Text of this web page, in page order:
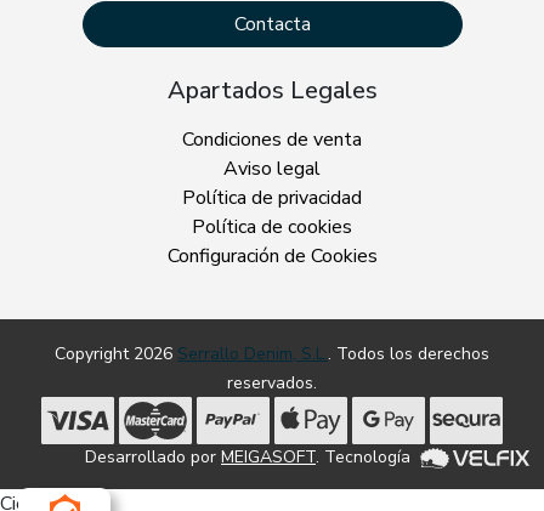
Contacta
Apartados Legales
Condiciones de venta
Aviso legal
Política de privacidad
Política de cookies
Configuración de Cookies
Copyright 2026 Serrallo Denim, S.L.. Todos los derechos
reservados.
Desarrollado por MEIGASOFT. Tecnología
Cierra